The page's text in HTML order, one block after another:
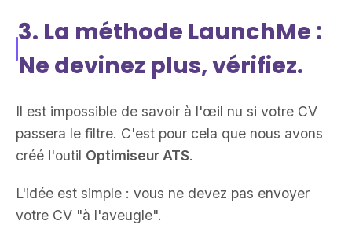
3. La méthode LaunchMe :
Ne devinez plus, vérifiez.
Il est impossible de savoir à l'œil nu si votre CV
passera le filtre. C'est pour cela que nous avons
créé l'outil Optimiseur ATS.
L'idée est simple : vous ne devez pas envoyer
votre CV "à l'aveugle".